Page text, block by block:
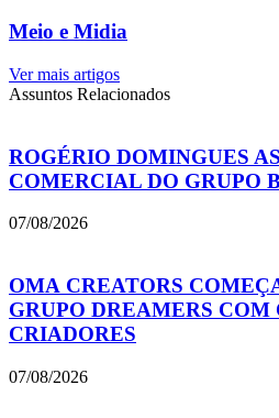
Meio e Midia
Ver mais artigos
Assuntos Relacionados
ROGÉRIO DOMINGUES
COMERCIAL DO GRUPO
07/08/2026
OMA CREATORS
GRUPO DREAMERS COM
CRIADORES
07/08/2026